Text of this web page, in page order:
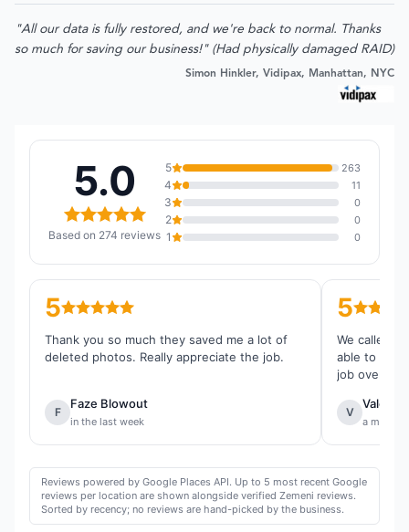
"All our data is fully restored, and we're back to normal. Thanks
so much for saving our business!" (Had physically damaged RAID)
Simon Hinkler, Vidipax, Manhattan, NYC
5.0
Based on 274 reviews
5 263
4 11
3 0
2 0
1 0
5
Thank you so much they saved me a lot of
deleted photos. Really appreciate the job.
F
Faze Blowout
in the last week
5
We called
able to
job overall.
V
a month
Reviews powered by Google Places API. Up to 5 most recent Google
reviews per location are shown alongside verified Zemeni reviews.
Sorted by recency; no reviews are hand-picked by the business.